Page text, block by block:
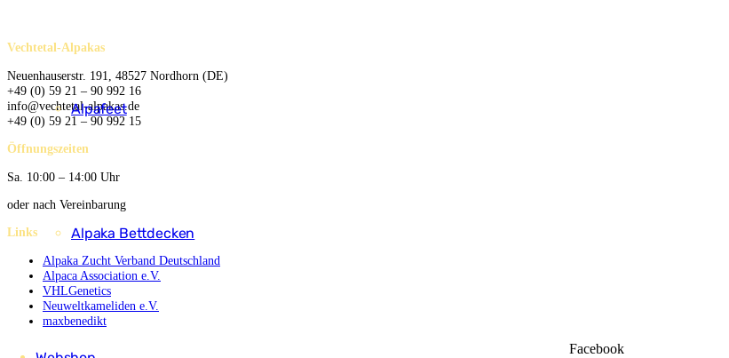
Alpafeet
Alpaka Bettdecken
Vechtetal-Alpakas
Neuenhauserstr. 191, 48527 Nordhorn (DE)
+49 (0) 59 21 – 90 992 16
info@vechtetal-alpakas.de
+49 (0) 59 21 – 90 992 15
Öffnungszeiten
Sa. 10:00 – 14:00 Uhr
oder nach Vereinbarung
Links
Alpaka Zucht Verband Deutschland
Alpaca Association e.V.
VHLGenetics
Neuweltkameliden e.V.
maxbenedikt
Facebook